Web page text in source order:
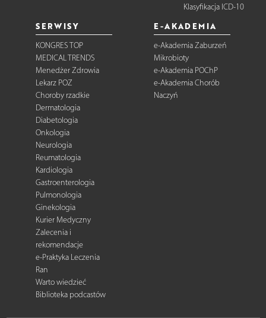
Klasyfikacja ICD-10
SERWISY
KONGRES TOP
MEDICAL TRENDS
Menedżer Zdrowia
Lekarz POZ
Choroby rzadkie
Dermatologia
Diabetologia
Onkologia
Neurologia
Reumatologia
Kardiologia
Gastroenterologia
Pulmonologia
Ginekologia
Kurier Medyczny
Zalecenia i
rekomendacje
e-Praktyka Leczenia
Ran
Warto wiedzieć
Biblioteka podcastów
E-AKADEMIA
e-Akademia Zaburzeń
Mikrobioty
e-Akademia POChP
e-Akademia Chorób
Naczyń